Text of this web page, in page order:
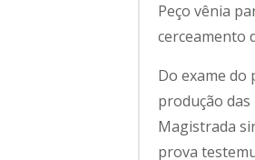
Peço vênia
cerceamento
Do exame do
produção
Magistrada
prova